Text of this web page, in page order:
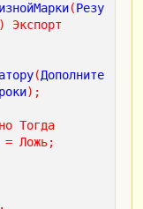
(Резу
) Экспорт
(Дополните
);
Тогда
= Ложь;